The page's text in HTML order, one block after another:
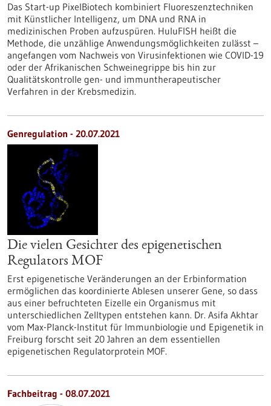
Das Start-up PixelBiotech kombiniert Fluoreszenztechniken
mit Künstlicher Intelligenz, um DNA und RNA in
medizinischen Proben aufzuspüren. HuluFISH heißt die
Methode, die unzählige Anwendungsmöglichkeiten zulässt –
angefangen vom Nachweis von Virusinfektionen wie COVID-19
oder der Afrikanischen Schweinegrippe bis hin zur
Qualitätskontrolle gen- und immuntherapeutischer
Verfahren in der Krebsmedizin.
Genregulation - 20.07.2021
Die vielen Gesichter des epigenetischen
Regulators MOF
Erst epigenetische Veränderungen an der Erbinformation
ermöglichen das koordinierte Ablesen unserer Gene, so dass
aus einer befruchteten Eizelle ein Organismus mit
unterschiedlichen Zelltypen entstehen kann. Dr. Asifa Akhtar
vom Max-Planck-Institut für Immunbiologie und Epigenetik in
Freiburg forscht seit 20 Jahren an dem essentiellen
epigenetischen Regulatorprotein MOF.
Fachbeitrag - 08.07.2021